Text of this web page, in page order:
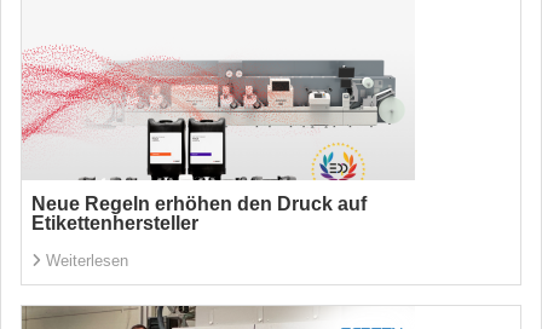
Neue Regeln erhöhen den Druck auf
Etikettenhersteller
Weiterlesen